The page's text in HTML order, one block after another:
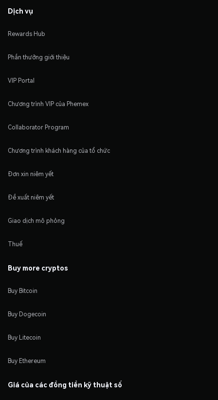
Dịch vụ
Rewards Hub
Phần thưởng giới thiệu
VIP Portal
Chương trình VIP của Phemex
Collaborator Program
Chương trình khách hàng của tổ chức
Đơn xin niêm yết
Đề xuất niêm yết
Giao dịch mô phỏng
Thuế
Buy more cryptos
Buy Bitcoin
Buy Dogecoin
Buy Litecoin
Buy Ethereum
Giá của các đồng tiền kỹ thuật số